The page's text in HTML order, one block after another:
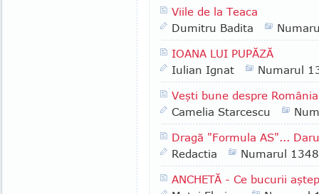
Viile de la Teaca
Dumitru Badita
IOANA LUI PUPĂZĂ
Iulian Ignat
Numarul
Veşti bune despre
Camelia Starcescu
Dragă "Formula AS"...
Redactia
Numarul 1348
ANCHETĂ - Ce bucurii